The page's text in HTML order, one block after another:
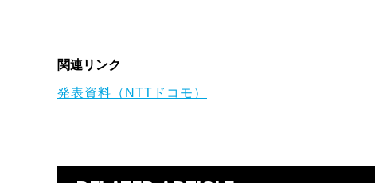
関連リンク
発表資料（NTTドコモ）